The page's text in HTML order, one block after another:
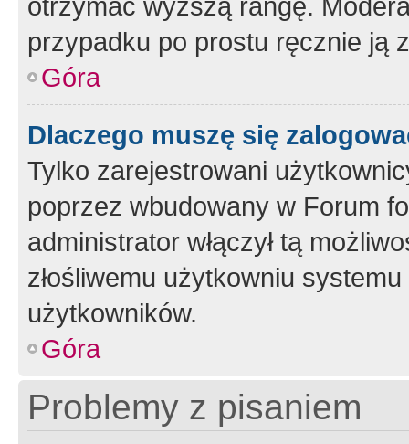
przypadku po prostu ręcznie ją
Góra
Dlaczego muszę się
Tylko zarejestrowani
poprzez wbudowany w Forum
administrator włączył tą
złośliwemu użytkowniu
użytkowników.
Góra
Problemy z pisaniem